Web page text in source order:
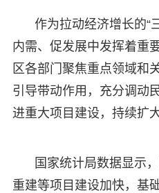
作为拉动经济增长的“
内需、促发展中发挥着重
区各部门聚焦重点领域和
引导带动作用，充分调动
进重大项目建设，持续扩
国家统计局数据显示
重建等项目建设加快，基